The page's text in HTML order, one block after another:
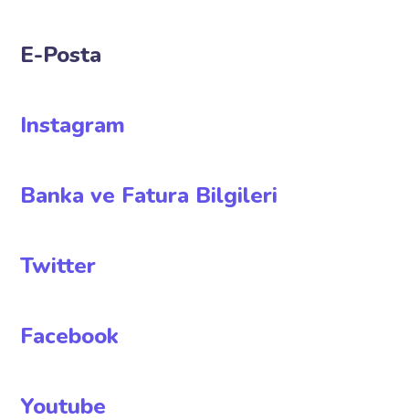
E-Posta
Instagram
Banka ve Fatura Bilgileri
Twitter
Facebook
Youtube